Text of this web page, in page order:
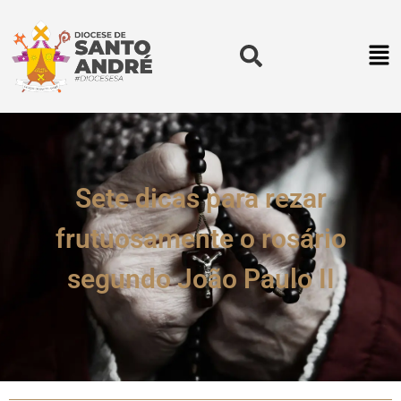
Sete dicas para rezar
frutuosamente o rosário
segundo João Paulo II